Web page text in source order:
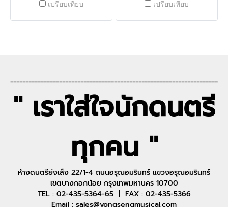
เปรียบเทียบ เปรียบเทียบ
--------------------------------------------------------------------
" เราใส่ใจนักดนตรี
ทุกคน "
ห้างดนตรีย่งเส็ง 22/1-4 ถนนอรุณอมรินทร์ แขวงอรุณอมรินทร์
เขตบางกอกน้อย กรุงเทพมหานคร 10700
TEL : 02-435-5364-65 | FAX : 02-435-5366
Email : sales@yongsengmusical.com